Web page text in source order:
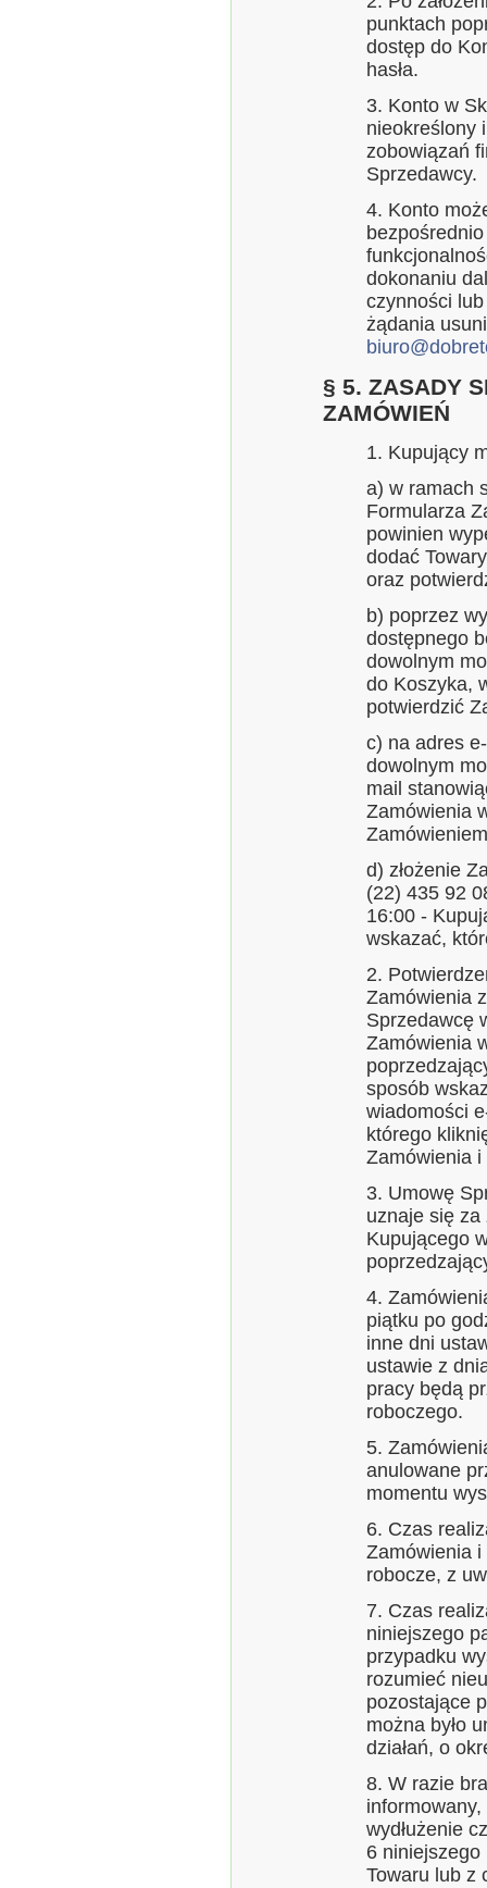
punktach
dostęp do
hasła.
3. Konto w
nieokreślony
zobowiązań
Sprzedawcy.
4. Konto
dokonaniu
czynności
żądania
§ 5. ZASADY
ZAMÓWIEŃ
1. Kupujący
a) w ramach
Formularza
powinien
dodać
oraz
b) poprzez
dostępnego
dowolnym
do Koszyka,
potwierdzić
c) na adres
dowolnym
mail
Zamówienia
d) złożenie
(22) 435 92
16:00 -
wskazać,
2.
Zamówienia
Sprzedawcę
Zamówienia
sposób
wiadomości
którego
Zamówienia
3. Umowę
uznaje się
Kupującego
4.
piątku po
inne dni
ustawie z
pracy będą
roboczego.
5.
anulowane
momentu
6. Czas
Zamówienia i
robocze, z
7. Czas
niniejszego
przypadku
rozumieć
pozostające
można było
działań, o
8. W razie
wydłużenie
6
Towaru lub z